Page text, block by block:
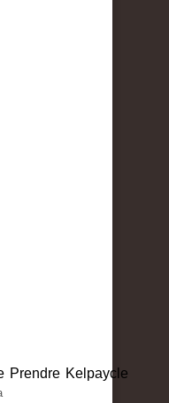
Prendre Kelpaycle